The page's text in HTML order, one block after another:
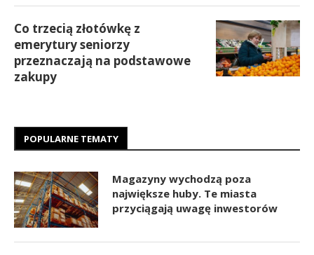
Co trzecią złotówkę z
emerytury seniorzy
przeznaczają na podstawowe
zakupy
POPULARNE TEMATY
Magazyny wychodzą poza
największe huby. Te miasta
przyciągają uwagę inwestorów